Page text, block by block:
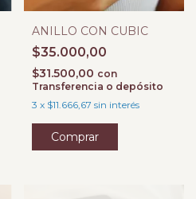
ANILLO CON CUBIC
$35.000,00
$31.500,00 con
Transferencia o depósito
3 x $11.666,67 sin interés
Comprar